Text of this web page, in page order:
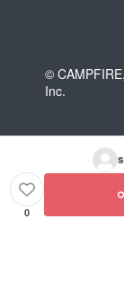
© CAMPFIRE,
Inc.
0